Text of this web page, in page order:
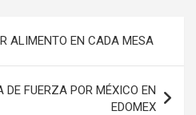
ALIMENTO EN CADA MESA
DE FUERZA POR MÉXICO EN
EDOMEX